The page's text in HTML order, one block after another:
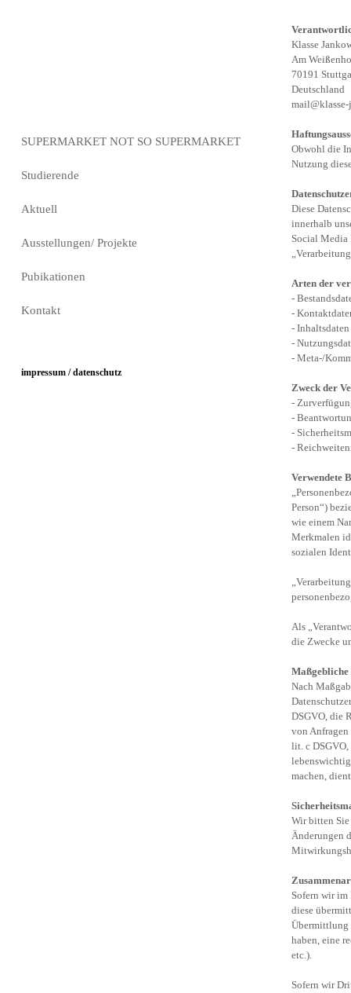
impressum / datenschutz
Klasse
Am
70191
Deutschland
Obwohl die
Nutzung
Diese
innerhalb
Social Media
Arten der
-
-
-
-
- Meta-/
Zweck der
-
-
-
-
Verwendete
Person“)
wie einem
Merkmalen
sozialen
Als
die Zwecke
Maßgebliche
Nach
DSGVO, die
von
lit. c DSGVO,
machen,
Wir bitten Sie
Änderungen
Sofern wir im
diese
Übermittlung
haben, eine
etc.).
Sofern wir
SUPERMARKET NOT SO SUPERMARKET
Studierende
Aktuell
Ausstellungen/ Projekte
Pubikationen
Kontakt